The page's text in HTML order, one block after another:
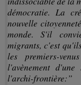
démocratie. La
nouvelle
monde. S'il
migrants, c'est
les premiers-
l'avènement
l'archi-frontière:”